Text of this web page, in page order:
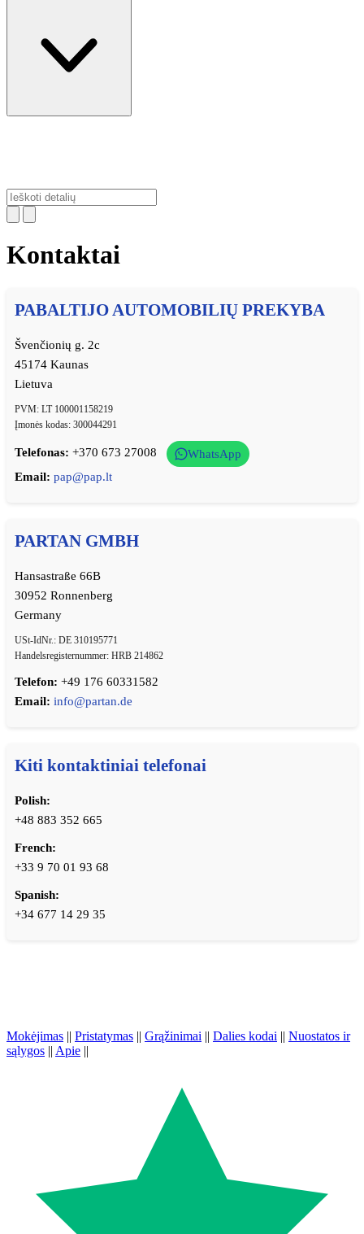
Kontaktai
PABALTIJO AUTOMOBILIŲ PREKYBA
Švenčionių g. 2c
45174 Kaunas
Lietuva
PVM: LT 100001158219
Įmonės kodas: 300044291
Telefonas: +370 673 27008
WhatsApp
Email: pap@pap.lt
PARTAN GMBH
Hansastraße 66B
30952 Ronnenberg
Germany
USt-IdNr.: DE 310195771
Handelsregisternummer: HRB 214862
Telefon: +49 176 60331582
Email: info@partan.de
Kiti kontaktiniai telefonai
Polish:
+48 883 352 665
French:
+33 9 70 01 93 68
Spanish:
+34 677 14 29 35
Mokėjimas || Pristatymas || Grąžinimai || Dalies kodai || Nuostatos ir
sąlygos || Apie ||